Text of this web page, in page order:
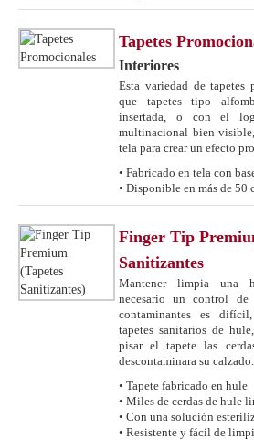
Tapetes
Interiores
Esta variedad de tapetes
que tapetes tipo
insertada, o con el
multinacional bien
tela para crear un efecto
• Fabricado en tela con
• Disponible en más de 50
Finger Tip
Sanitizantes
Mantener limpia una
necesario un control de
contaminantes es
tapetes sanitarios de
pisar el tapete las
descontaminara su calzado.
• Tapete fabricado en hule
• Miles de cerdas de hule
• Con una solución
• Resistente y fácil de